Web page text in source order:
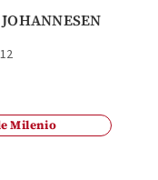
Milenio